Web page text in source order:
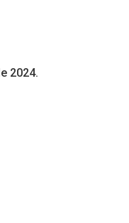
2024.